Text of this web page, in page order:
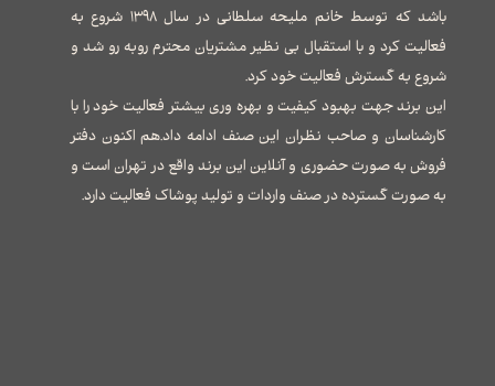
باشد که توسط خانم ملیحه سلطانی در سال ۱۳۹۸ شروع به
فعالیت کرد و با استقبال بی نظیر مشتریان محترم روبه رو شد و
شروع به گسترش فعالیت خود کرد.
این برند جهت بهبود کیفیت و بهره وری بیشتر فعالیت خود را با
کارشناسان و صاحب نظران این صنف ادامه داد.هم اکنون دفتر
فروش به صورت حضوری و آنلاین این برند واقع در تهران است و
به صورت گسترده در صنف واردات و تولید پوشاک فعالیت دارد.